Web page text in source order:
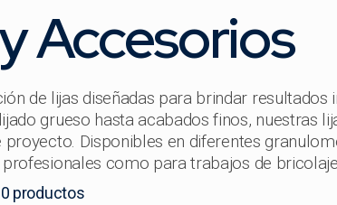
Accesorios
de lijas diseñadas para brindar resultados
grueso hasta acabados finos, nuestras
Disponibles en diferentes
como para trabajos de
0 productos